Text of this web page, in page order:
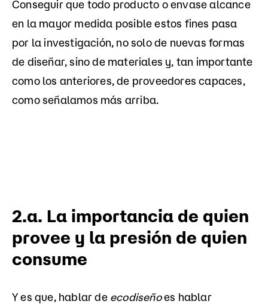
Conseguir que todo producto o envase alcance
en la mayor medida posible estos fines pasa
por la investigación, no solo de nuevas formas
de diseñar, sino de materiales y, tan importante
como los anteriores, de proveedores capaces,
como señalamos más arriba.
2.a. La importancia de quien
provee y la presión de quien
consume
Y es que, hablar de ecodiseñoes hablar